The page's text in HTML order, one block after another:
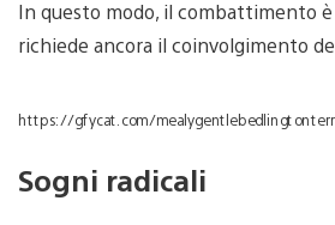
In questo modo, il combattimento
richiede ancora il coinvolgimento
https://gfycat.com/
Sogni radicali